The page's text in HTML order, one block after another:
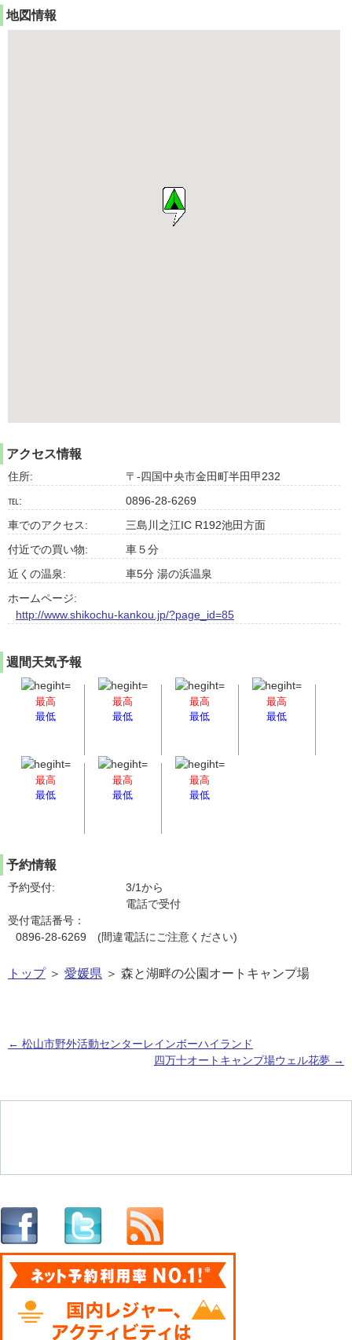
地図情報
アクセス情報
住所:
〒-四国中央市金田町半田甲232
℡:
0896-28-6269
車でのアクセス:
三島川之江IC R192池田方面
付近での買い物:
車５分
近くの温泉:
車5分 湯の浜温泉
ホームページ:
http://www.shikochu-kankou.jp/?page_id=85
週間天気予報
最高
最低
最高
最低
最高
最低
最高
最低
最高
最低
最高
最低
最高
最低
予約情報
予約受付:
3/1から
電話で受付
受付電話番号：
0896-28-6269 (間違電話にご注意ください)
トップ＞ 愛媛県 ＞ 森と湖畔の公園オートキャンプ場
← 松山市野外活動センターレインボーハイランド
四万十オートキャンプ場ウェル花夢 →